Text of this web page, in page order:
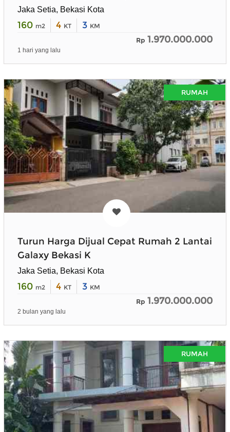
Jaka Setia, Bekasi Kota
160 m2 4 KT 3 KM
Rp 1.970.000.000
1 hari yang lalu
RUMAH
Turun Harga Dijual Cepat Rumah 2 Lantai
Galaxy Bekasi K
Jaka Setia, Bekasi Kota
160 m2 4 KT 3 KM
Rp 1.970.000.000
2 bulan yang lalu
RUMAH